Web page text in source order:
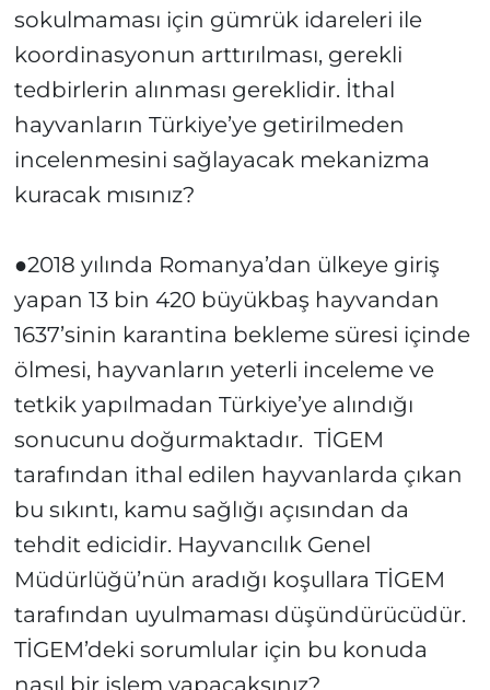
sokulmaması için gümrük idareleri ile
koordinasyonun arttırılması, gerekli
tedbirlerin alınması gereklidir. İthal
hayvanların Türkiye’ye getirilmeden
incelenmesini sağlayacak mekanizma
kuracak mısınız?
●2018 yılında Romanya’dan ülkeye giriş
yapan 13 bin 420 büyükbaş hayvandan
1637’sinin karantina bekleme süresi içinde
ölmesi, hayvanların yeterli inceleme ve
tetkik yapılmadan Türkiye’ye alındığı
sonucunu doğurmaktadır. TİGEM
tarafından ithal edilen hayvanlarda çıkan
bu sıkıntı, kamu sağlığı açısından da
tehdit edicidir. Hayvancılık Genel
Müdürlüğü’nün aradığı koşullara TİGEM
tarafından uyulmaması düşündürücüdür.
TİGEM’deki sorumlular için bu konuda